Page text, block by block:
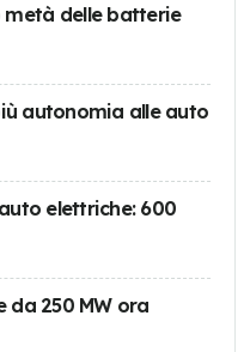
metà delle batterie
autonomia alle auto
elettriche: 600
da 250 MW ora